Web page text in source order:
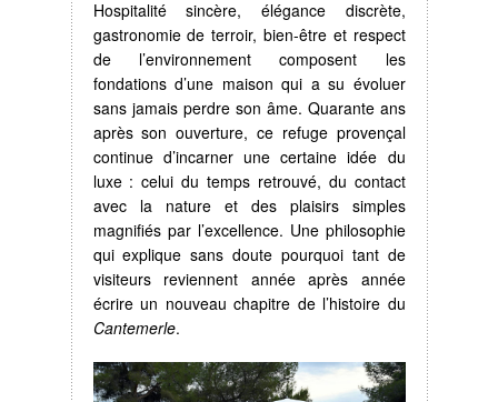
Hospitalité sincère, élégance discrète,
gastronomie de terroir, bien-être et respect
de l’environnement composent les
fondations d’une maison qui a su évoluer
sans jamais perdre son âme. Quarante ans
après son ouverture, ce refuge provençal
continue d’incarner une certaine idée du
luxe : celui du temps retrouvé, du contact
avec la nature et des plaisirs simples
magnifiés par l’excellence. Une philosophie
qui explique sans doute pourquoi tant de
visiteurs reviennent année après année
écrire un nouveau chapitre de l’histoire du
Cantemerle.